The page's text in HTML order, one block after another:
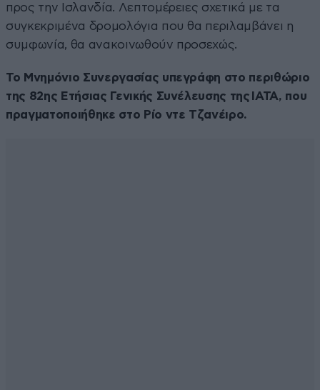
προς την Ισλανδία. Λεπτομέρειες σχετικά με τα
συγκεκριμένα δρομολόγια που θα περιλαμβάνει η
συμφωνία, θα ανακοινωθούν προσεχώς.
Το Μνημόνιο Συνεργασίας υπεγράφη στο περιθώριο
της 82ης Ετήσιας Γενικής Συνέλευσης της IATA, που
πραγματοποιήθηκε στο Ρίο ντε Τζανέιρο.